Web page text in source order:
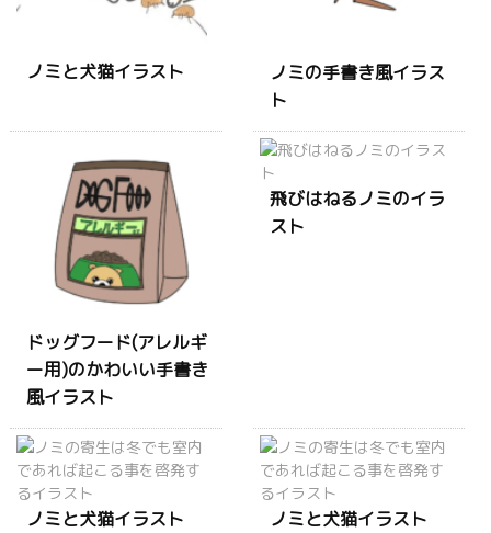
ノミと犬猫イラスト
ノミの手書き風イラス
ト
ドッグフード(アレルギ
ー用)のかわいい手書き
風イラスト
飛びはねるノミのイラ
スト
ノミと犬猫イラスト
ノミと犬猫イラスト